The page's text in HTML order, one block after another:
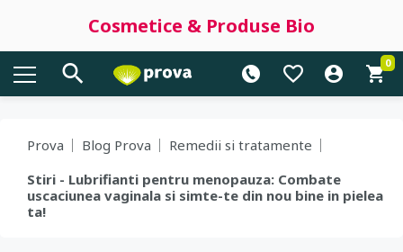
Cosmetice & Produse Bio
0
Prova Blog Prova
Remedii si tratamente
Stiri - Lubrifianti pentru menopauza: Combate
uscaciunea vaginala si simte-te din nou bine in pielea
ta!